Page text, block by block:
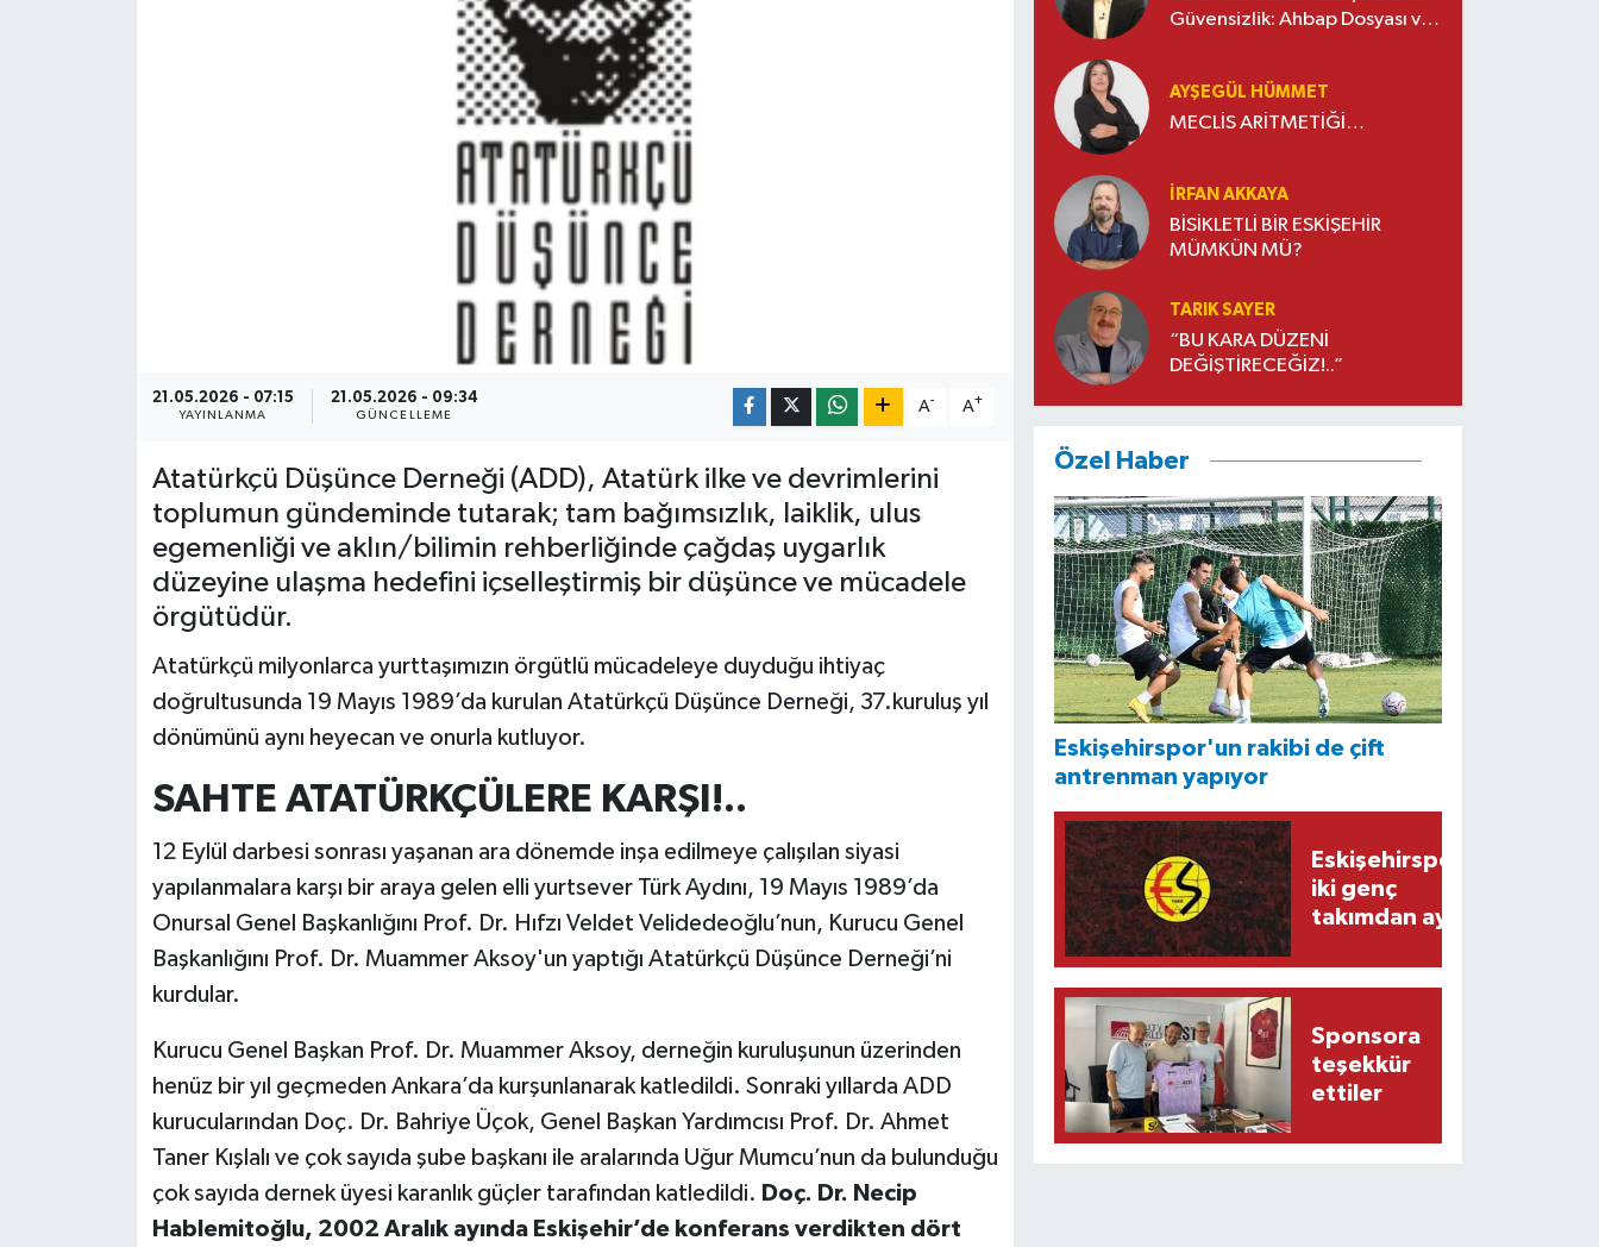
21.05.2026 - 07:15
YAYINLANMA
21.05.2026 - 09:34
GÜNCELLEME
A- A+
Atatürkçü Düşünce Derneği (ADD), Atatürk ilke ve devrimlerini
toplumun gündeminde tutarak; tam bağımsızlık, laiklik, ulus
egemenliği ve aklın/bilimin rehberliğinde çağdaş uygarlık
düzeyine ulaşma hedefini içselleştirmiş bir düşünce ve mücadele
örgütüdür.
Atatürkçü milyonlarca yurttaşımızın örgütlü mücadeleye duyduğu ihtiyaç
doğrultusunda 19 Mayıs 1989’da kurulan Atatürkçü Düşünce Derneği, 37.kuruluş yıl
dönümünü aynı heyecan ve onurla kutluyor.
SAHTE ATATÜRKÇÜLERE KARŞI!..
12 Eylül darbesi sonrası yaşanan ara dönemde inşa edilmeye çalışılan siyasi
yapılanmalara karşı bir araya gelen elli yurtsever Türk Aydını, 19 Mayıs 1989’da
Onursal Genel Başkanlığını Prof. Dr. Hıfzı Veldet Velidedeoğlu’nun, Kurucu Genel
Başkanlığını Prof. Dr. Muammer Aksoy'un yaptığı Atatürkçü Düşünce Derneği’ni
kurdular.
Kurucu Genel Başkan Prof. Dr. Muammer Aksoy, derneğin kuruluşunun üzerinden
henüz bir yıl geçmeden Ankara’da kurşunlanarak katledildi. Sonraki yıllarda ADD
kurucularından Doç. Dr. Bahriye Üçok, Genel Başkan Yardımcısı Prof. Dr. Ahmet
Taner Kışlalı ve çok sayıda şube başkanı ile aralarında Uğur Mumcu’nun da bulunduğu
çok sayıda dernek üyesi karanlık güçler tarafından katledildi. Doç. Dr. Necip
Hablemitoğlu, 2002 Aralık ayında Eskişehir’de konferans verdikten dört
Güvensizlik: Ahbap Dosyası ve
AYŞEGÜL HÜMMET
MECLİS ARİTMETİĞİ…
İRFAN AKKAYA
BİSİKLETLİ BİR ESKİŞEHİR
MÜMKÜN MÜ?
TARIK SAYER
“BU KARA DÜZENİ
DEĞİŞTİRECEĞİZ!..”
Özel Haber
Eskişehirspor'un rakibi de çift
antrenman yapıyor
Eskişehirspor'da
iki genç
takımdan ayrıldı
Sponsora
teşekkür
ettiler